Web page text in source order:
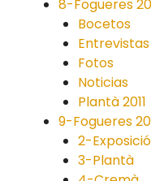
8-Fogueres
Bocetos
Entrevistas
Fotos
Noticias
Plantà 2011
9-Fogueres
2-
3-Plantà